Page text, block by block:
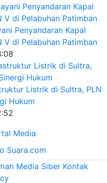
Penyandaran Kapal
V di Pelabuhan Patimban
Listrik di Sultra, PLN
Hukum
Media Siber Kontak